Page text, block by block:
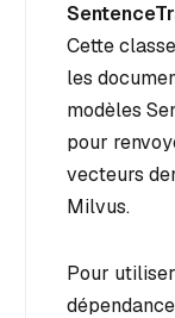
Cette
les
modèles
pour
vecteurs
Milvus.
Pour